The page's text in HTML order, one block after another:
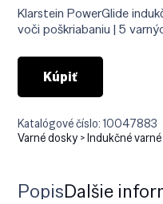
bola:
Klarstein PowerGlide
voči poškriabaniu | 5
Kúpiť
Katalógové číslo:10047883
Varné dosky > Indukčné
PopisĎalšie